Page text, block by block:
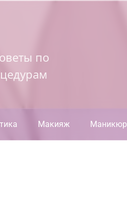
по
Макияж Маникюр